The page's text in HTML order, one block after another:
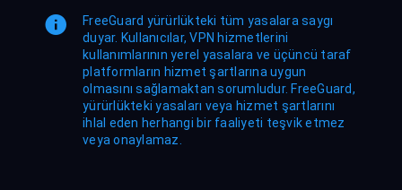
FreeGuard yürürlükteki tüm yasalara saygı
duyar. Kullanıcılar, VPN hizmetlerini
kullanımlarının yerel yasalara ve üçüncü taraf
platformların hizmet şartlarına uygun
olmasını sağlamaktan sorumludur. FreeGuard,
yürürlükteki yasaları veya hizmet şartlarını
ihlal eden herhangi bir faaliyeti teşvik etmez
veya onaylamaz.